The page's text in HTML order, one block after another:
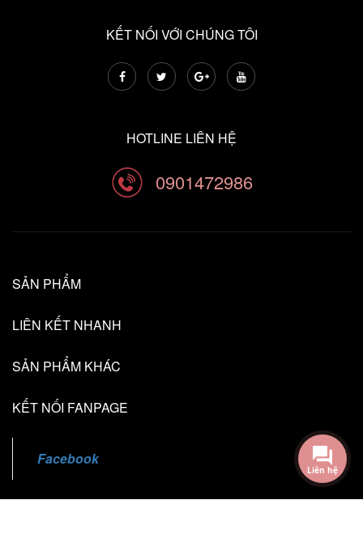
KẾT NỐI VỚI CHÚNG TÔI
HOTLINE LIÊN HỆ
0901472986
SẢN PHẨM
LIÊN KẾT NHANH
SẢN PHẨM KHÁC
KẾT NỐI FANPAGE
Liên hệ